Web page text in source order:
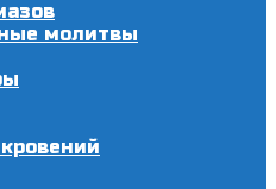
молитвы